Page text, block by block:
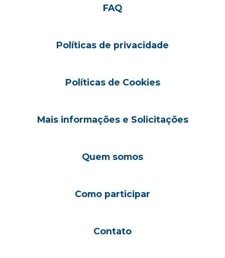
FAQ
Políticas de privacidade
Políticas de Cookies
Mais informações e Solicitações
Quem somos
Como participar
Contato